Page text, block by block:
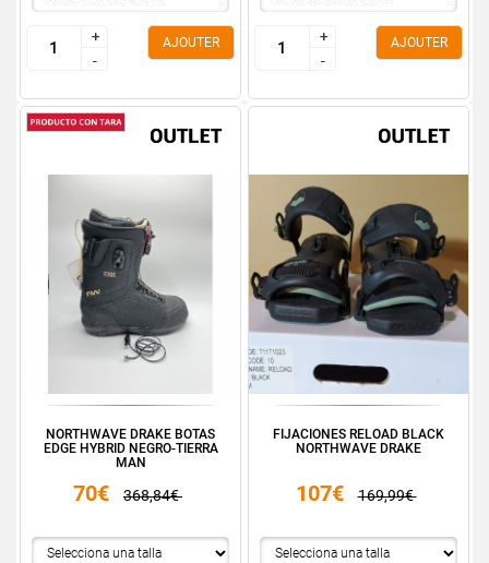
+
-
+
-
AJOUTER
+
-
+
-
AJOUTER
NORTHWAVE DRAKE BOTAS
EDGE HYBRID NEGRO-TIERRA
MAN
70€ 368,84€
FIJACIONES RELOAD BLACK
NORTHWAVE DRAKE
107€ 169,99€